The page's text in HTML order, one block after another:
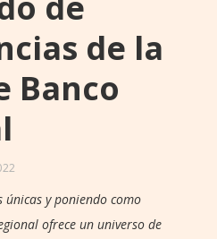
de la
Banco
y poniendo como
ofrece un universo de